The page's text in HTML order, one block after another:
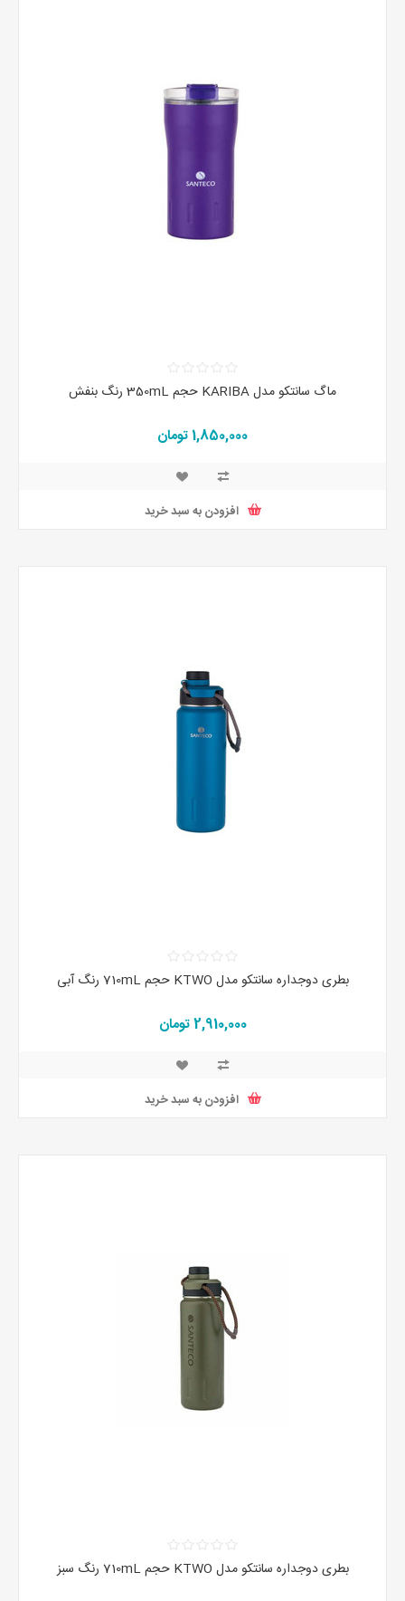
ماگ سانتکو مدل KARIBA حجم 350mL رنگ بنفش
1,850,000 تومان
افزودن به سبد خرید
بطری دوجداره سانتکو مدل KTWO حجم 710mL رنگ آبی
2,910,000 تومان
افزودن به سبد خرید
بطری دوجداره سانتکو مدل KTWO حجم 710mL رنگ سبز